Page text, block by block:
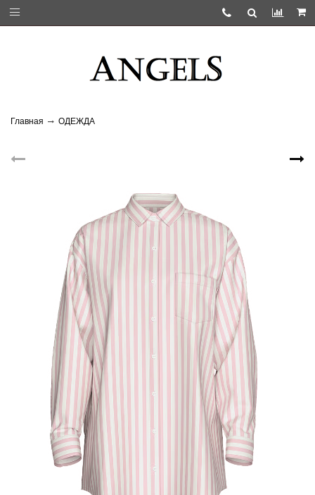
Главная ОДЕЖДА